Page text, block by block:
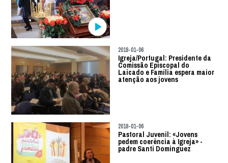
2018-01-06
Igreja/Portugal: Presidente da
Comissão Episcopal do
Laicado e Família espera maior
atenção aos jovens
2018-01-06
Pastoral Juvenil: «Jovens
pedem coerência à Igreja» -
padre Santi Dominguez